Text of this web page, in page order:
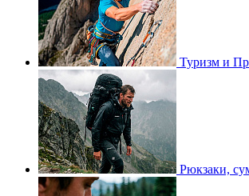
Туризм и
Рюкзаки,